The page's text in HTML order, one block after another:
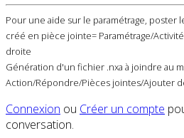
Pour une aide sur le paramétrage, poster
créé en pièce jointe= Paramétrage/
droite
Génération d'un fichier .nxa à joindre au
Action/Répondre/Pièces jointes/Ajouter
Connexion ou Créer un compte
conversation.